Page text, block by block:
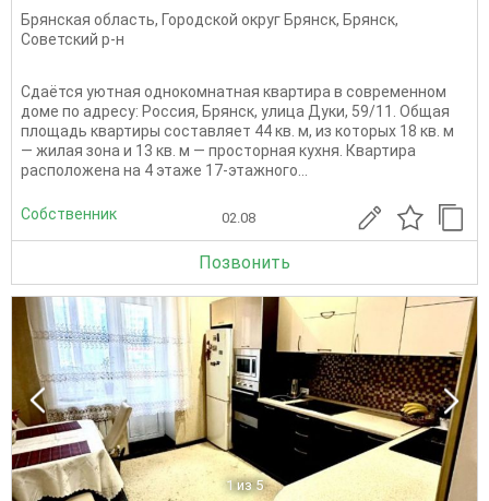
Брянская область, Городской округ Брянск, Брянск,
Советский р-н
Сдаётся уютная однокомнатная квартира в современном
доме по адресу: Россия, Брянск, улица Дуки, 59/11. Общая
площадь квартиры составляет 44 кв. м, из которых 18 кв. м
— жилая зона и 13 кв. м — просторная кухня. Квартира
расположена на 4 этаже 17-этажного...
Собственник 02.08
Позвонить
1 из 5